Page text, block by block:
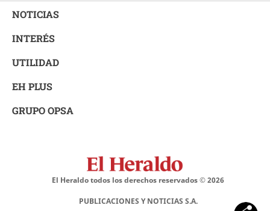
NOTICIAS
INTERÉS
UTILIDAD
EH PLUS
GRUPO OPSA
El Heraldo todos los derechos reservados ©2026
PUBLICACIONES Y NOTICIAS S.A.